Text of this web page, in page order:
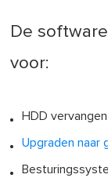
De
voor:
HDD
Upgraden naar